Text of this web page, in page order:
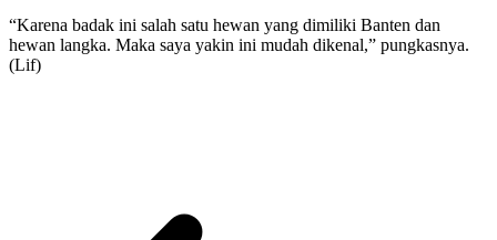
“Karena badak ini salah satu hewan yang dimiliki Banten dan
hewan langka. Maka saya yakin ini mudah dikenal,” pungkasnya.
(Lif)